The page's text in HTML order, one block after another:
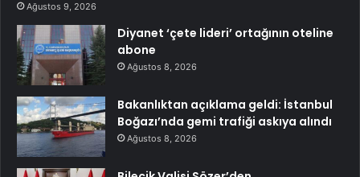
Ağustos 9, 2026
Diyanet ‘çete lideri’ ortağının oteline
abone
Ağustos 8, 2026
Bakanlıktan açıklama geldi: İstanbul
Boğazı’nda gemi trafiği askıya alındı
Ağustos 8, 2026